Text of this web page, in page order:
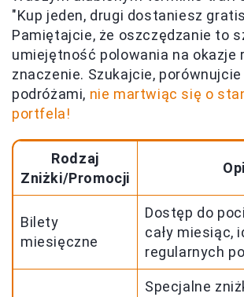
"Kup jeden, drugi dostaniesz
Pamiętajcie, że oszczędzanie to
umiejętność polowania na okazje
znaczenie. Szukajcie,
podróżami, nie martwiąc się o
portfela!
Rodzaj
Zniżki/Promocji
Bilety
miesięczne
Dostęp do
cały miesiąc,
regularnych
Specjalne